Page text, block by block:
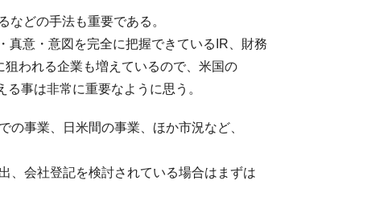
どの手法も重要である。
真意・意図を完全に把握できているIR、財務
われる企業も増えているので、米国の
事は非常に重要なように思う。
の事業、日米間の事業、ほか市況など、
、会社登記を検討されている場合はまずは